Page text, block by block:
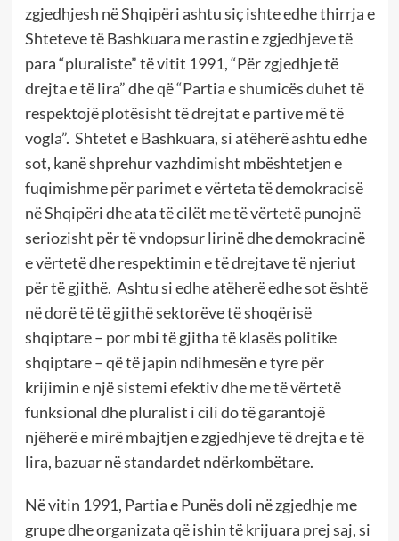
zgjedhjesh në Shqipëri ashtu siç ishte edhe thirrja e
Shteteve të Bashkuara me rastin e zgjedhjeve të
para “pluraliste” të vitit 1991, “Për zgjedhje të
drejta e të lira” dhe që “Partia e shumicës duhet të
respektojë plotësisht të drejtat e partive më të
vogla”. Shtetet e Bashkuara, si atëherë ashtu edhe
sot, kanë shprehur vazhdimisht mbështetjen e
fuqimishme për parimet e vërteta të demokracisë
në Shqipëri dhe ata të cilët me të vërtetë punojnë
seriozisht për të vndopsur lirinë dhe demokracinë
e vërtetë dhe respektimin e të drejtave të njeriut
për të gjithë. Ashtu si edhe atëherë edhe sot është
në dorë të të gjithë sektorëve të shoqërisë
shqiptare – por mbi të gjitha të klasës politike
shqiptare – që të japin ndihmesën e tyre për
krijimin e një sistemi efektiv dhe me të vërtetë
funksional dhe pluralist i cili do të garantojë
njëherë e mirë mbajtjen e zgjedhjeve të drejta e të
lira, bazuar në standardet ndërkombëtare.
Në vitin 1991, Partia e Punës doli në zgjedhje me
grupe dhe organizata që ishin të krijuara prej saj, si